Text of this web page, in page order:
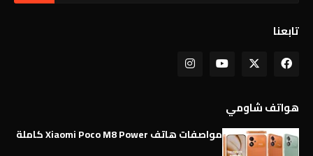
تابعنا
هواتف شاومي
مواصفات هاتف Xiaomi Poco M8 Power كاملة